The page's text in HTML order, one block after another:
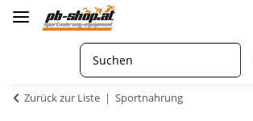
Zurück zur Liste Sportnahrung